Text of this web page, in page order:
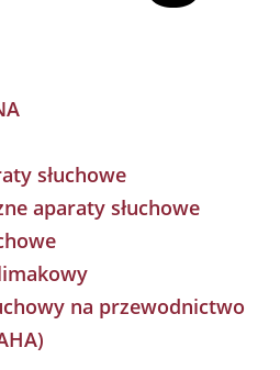
słuchowe
aparaty słuchowe
na przewodnictwo